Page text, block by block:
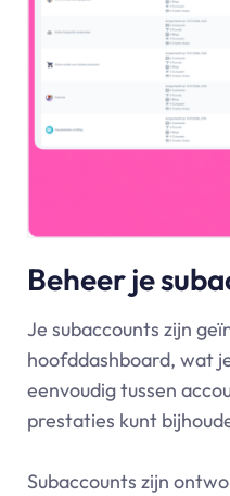
Beheer je
Je subaccounts zijn
hoofddashboard, wat
eenvoudig tussen
prestaties kunt
Subaccounts zijn